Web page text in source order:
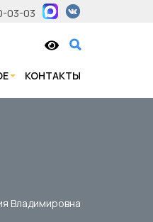
03-03
КОНТАКТЫ
Владимировна